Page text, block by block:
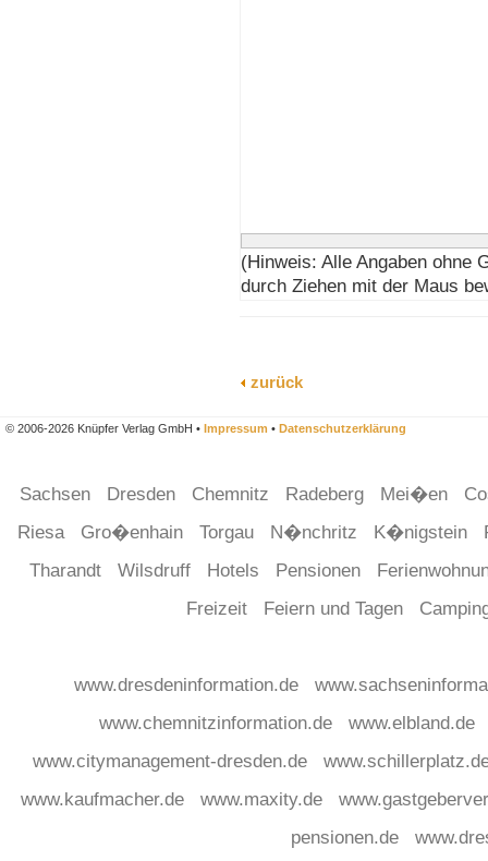
(Hinweis: Alle Angaben ohne
durch Ziehen mit der Maus
zurück
© 2006-2026 Knüpfer Verlag GmbH • Impressum • Datenschutzerklärung
Sachsen Dresden Chemnitz Radeberg Mei�en
Riesa
Gro�enhain Torgau N�nchritz K�nigstein
Tharandt
Wilsdruff Hotels Pensionen
Freizeit
Feiern und Tagen
www.dresdeninformation.de
www.chemnitzinformation.de
www.elbland.de
www.citymanagement-dresden.de
www.kaufmacher.de
www.maxity.de
pensionen.de